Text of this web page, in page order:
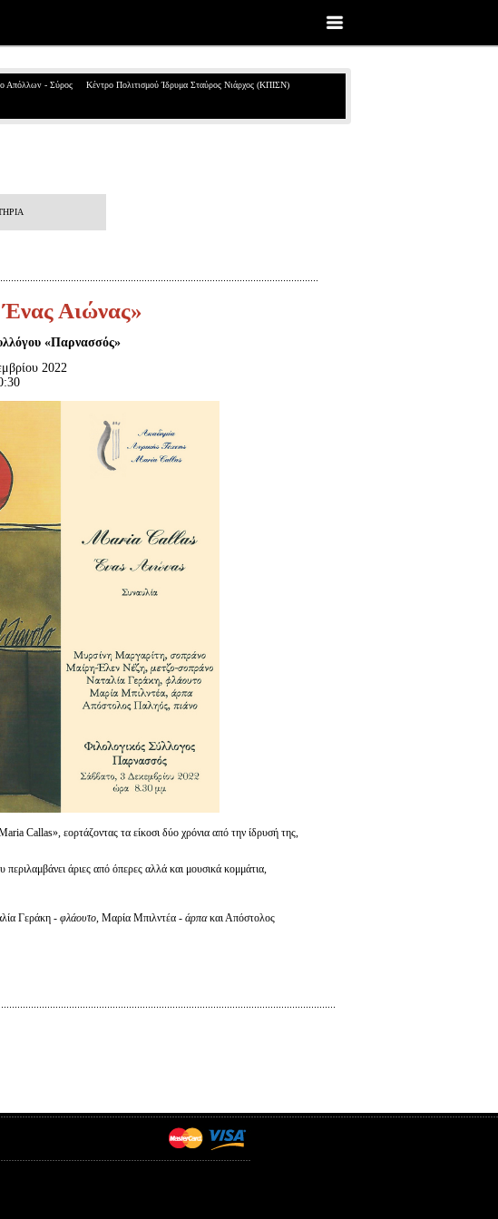
Απόλλων - Σύρος Κέντρο Πολιτισμού Ίδρυμα Σταύρος Νιάρχος (ΚΠΙΣΝ)
Αιώνας»
«Παρνασσός»
2022
Callas», εορτάζοντας τα είκοσι δύο χρόνια από την ίδρυσή της,
άριες από όπερες αλλά και μουσικά κομμάτια,
Γεράκη - φλάουτο , Μαρία Μπιλντέα - άρπακαι Απόστολος